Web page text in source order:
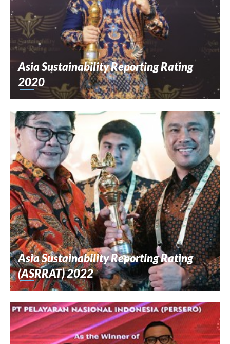
Asia Sustainability Reporting Rating
2020
Asia Sustainability Reporting Rating
(ASRRAT) 2022